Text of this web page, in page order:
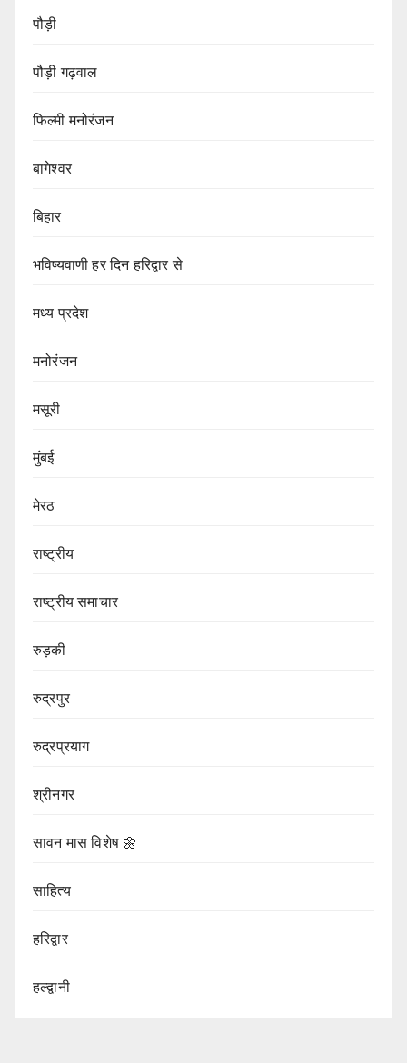
पौड़ी
पौड़ी गढ़वाल
फिल्मी मनोरंजन
बागेश्वर
बिहार
भविष्यवाणी हर दिन हरिद्वार से
मध्य प्रदेश
मनोरंजन
मसूरी
मुंबई
मेरठ
राष्ट्रीय
राष्ट्रीय समाचार
रुड़की
रुद्रपुर
रुद्रप्रयाग
श्रीनगर
सावन मास विशेष 🌼
साहित्य
हरिद्वार
हल्द्वानी